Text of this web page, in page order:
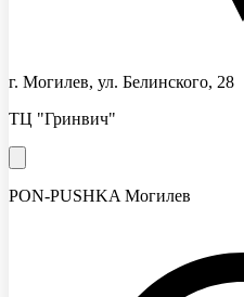
г. Могилев, ул. Белинского, 28
ТЦ "Гринвич"
PON-PUSHKA Могилев